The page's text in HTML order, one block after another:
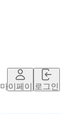
마이페이지로그인